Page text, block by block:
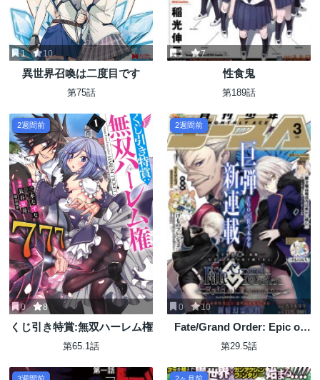
1 10
異世界召喚は二度目です
第75話
1 7
性食鬼
第189話
2週間前
0 8
くじ引き特賞:無双ハーレム権
第65.1話
2週間前
0 10
Fate/Grand Order: Epic of
Remnant - 亜種特異点I 悪性
第29.5話